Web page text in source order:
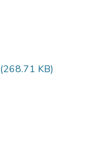
(268.71 KB)